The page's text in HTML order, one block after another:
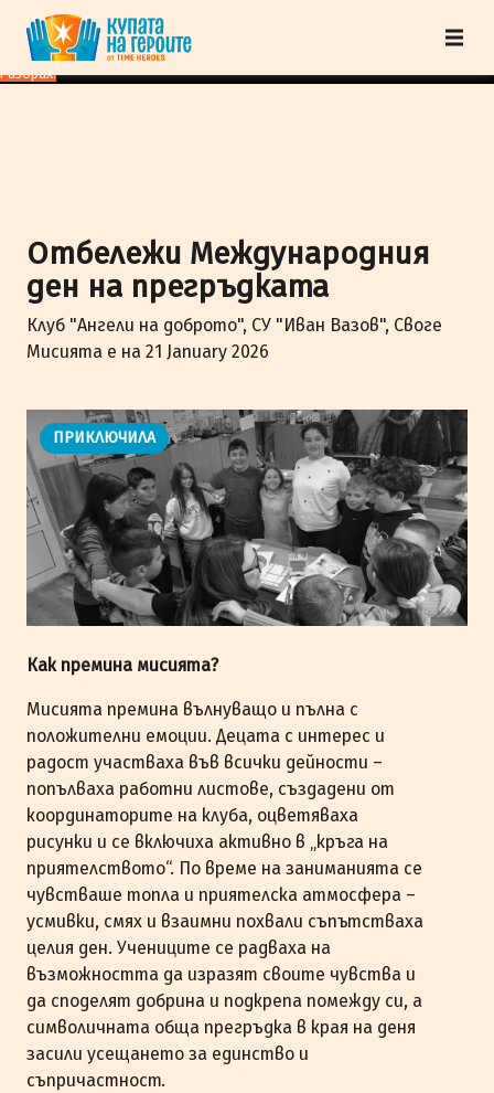
"Купата на героите" от TimeHeroes ползва cookies, за да осигурим по-
добро представяне на сайта и да подобрим Вашето преживяване.Научи
повече
Разбрах!
Отбележи Международния
ден на прегръдката
Клуб "Ангели на доброто", СУ "Иван Вазов", Своге
Мисията е на 21 January 2026
ПРИКЛЮЧИЛА
Как премина мисията?
Мисията премина вълнуващо и пълна с
положителни емоции. Децата с интерес и
радост участваха във всички дейности –
попълваха работни листове, създадени от
координаторите на клуба, оцветяваха
рисунки и се включиха активно в „кръга на
приятелството“. По време на заниманията се
чувстваше топла и приятелска атмосфера –
усмивки, смях и взаимни похвали съпътстваха
целия ден. Учениците се радваха на
възможността да изразят своите чувства и
да споделят добрина и подкрепа помежду си, а
символичната обща прегръдка в края на деня
засили усещането за единство и
съпричастност.